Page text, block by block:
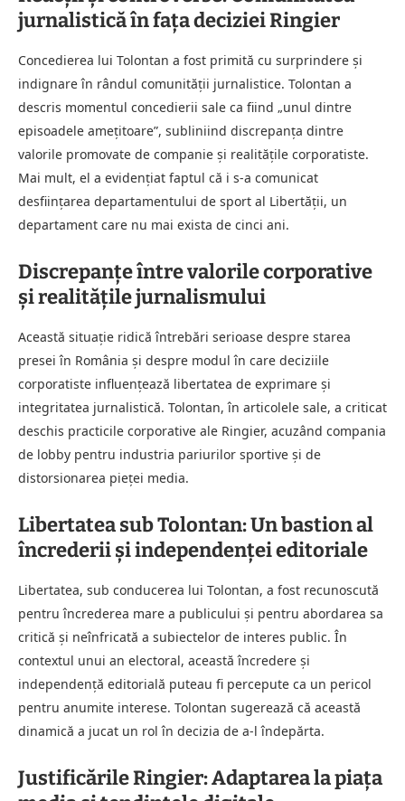
jurnalistică în fața deciziei Ringier
Concedierea lui Tolontan a fost primită cu surprindere și
indignare în rândul comunității jurnalistice. Tolontan a
descris momentul concedierii sale ca fiind „unul dintre
episoadele amețitoare”, subliniind discrepanța dintre
valorile promovate de companie și realitățile corporatiste.
Mai mult, el a evidențiat faptul că i s-a comunicat
desființarea departamentului de sport al Libertății, un
departament care nu mai exista de cinci ani.
Discrepanțe între valorile corporative
și realitățile jurnalismului
Această situație ridică întrebări serioase despre starea
presei în România și despre modul în care deciziile
corporatiste influențează libertatea de exprimare și
integritatea jurnalistică. Tolontan, în articolele sale, a criticat
deschis practicile corporative ale Ringier, acuzând compania
de lobby pentru industria pariurilor sportive și de
distorsionarea pieței media.
Libertatea sub Tolontan: Un bastion al
încrederii și independenței editoriale
Libertatea, sub conducerea lui Tolontan, a fost recunoscută
pentru încrederea mare a publicului și pentru abordarea sa
critică și neînfricată a subiectelor de interes public. În
contextul unui an electoral, această încredere și
independență editorială puteau fi percepute ca un pericol
pentru anumite interese. Tolontan sugerează că această
dinamică a jucat un rol în decizia de a-l îndepărta.
Justificările Ringier: Adaptarea la piața